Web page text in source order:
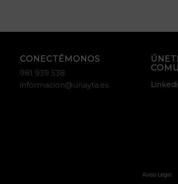
CONECTÉMONOS
981 939 538
informacion@unayta.es
Aviso Legal